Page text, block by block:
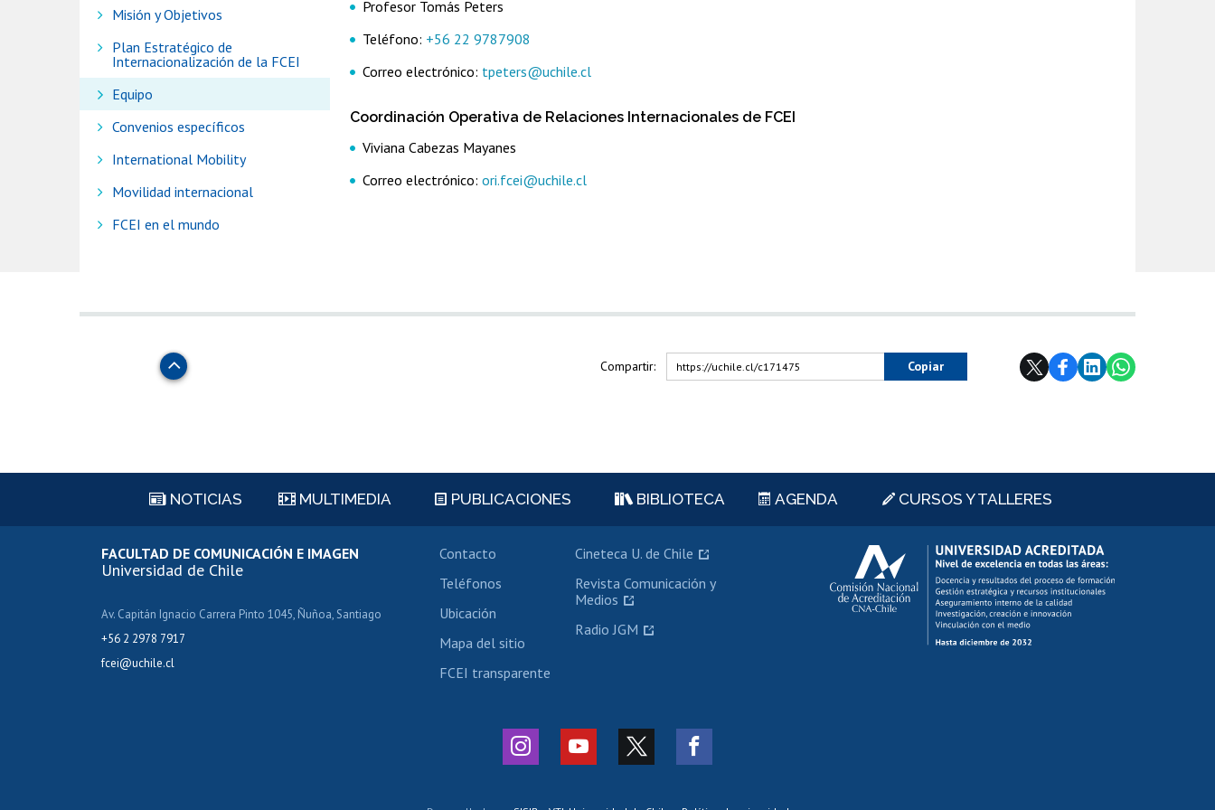
Misión y Objetivos
Plan Estratégico de
Internacionalización de la FCEI
Equipo
Convenios específicos
International Mobility
Movilidad internacional
FCEI en el mundo
Profesor Tomás Peters
Teléfono: +56 22 9787908
Correo electrónico: tpeters@uchile.cl
Coordinación Operativa de Relaciones Internacionales de FCEI
Viviana Cabezas Mayanes
Correo electrónico:ori.fcei@uchile.cl
Subir Compartir: https://uchile.cl/c171475 Copiar
NOTICIAS MULTIMEDIA PUBLICACIONES BIBLIOTECA AGENDA CURSOS Y TALLERES
FACULTAD DE COMUNICACIÓN E IMAGEN
Universidad de Chile
Av. Capitán Ignacio Carrera Pinto 1045, Ñuñoa, Santiago
+56 2 2978 7917
fcei@uchile.cl
Contacto
Teléfonos
Ubicación
Mapa del sitio
FCEI transparente
Cineteca U. de Chile
Revista Comunicación y
Medios
Radio JGM